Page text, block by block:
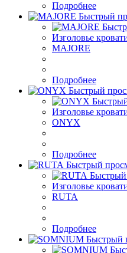
Подробнее
Быстрый
Изголовье
MAJORE
Подробнее
Быстрый
Изголовье
ONYX
Подробнее
Быстрый
Изголовье
RUTA
Подробнее
Быстрый